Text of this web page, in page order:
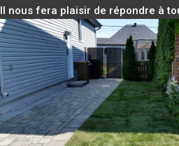
Il nous fera plaisir de répondre à